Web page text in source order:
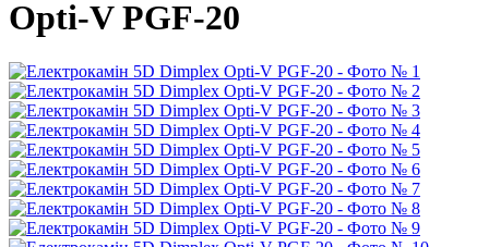
Opti-V PGF-20